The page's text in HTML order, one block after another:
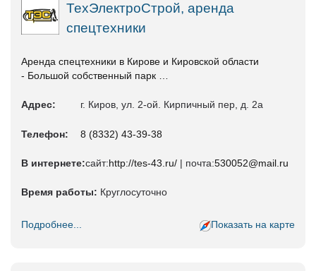
ТехЭлектроСтрой, аренда
спецтехники
Аренда спецтехники в Кирове и Кировской области
- Большой собственный парк …
Адрес: г. Киров, ул. 2-ой. Кирпичный пер, д. 2а
Телефон: 8 (8332) 43-39-38
В интернете:сайт:http://tes-43.ru/ | почта:530052@mail.ru
Время работы: Круглосуточно
Подробнее... Показать на карте